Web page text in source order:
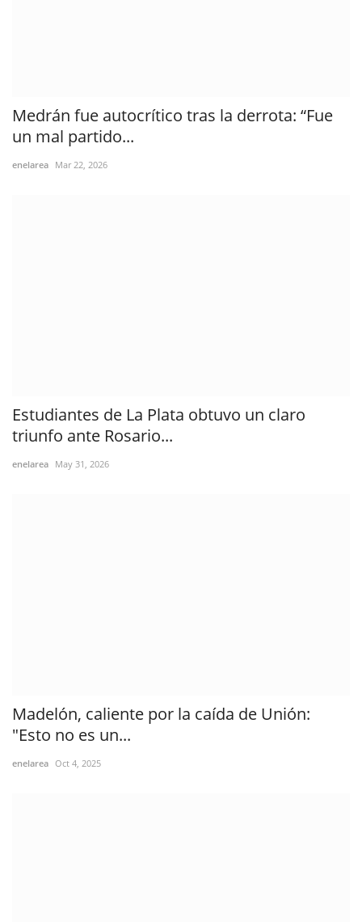
Medrán fue autocrítico tras la derrota: “Fue
un mal partido...
enelarea Mar 22, 2026
Estudiantes de La Plata obtuvo un claro
triunfo ante Rosario...
enelarea May 31, 2026
Madelón, caliente por la caída de Unión:
"Esto no es un...
enelarea Oct 4, 2025